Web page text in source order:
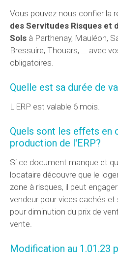
Vous pouvez nous confier la
des Servitudes Risques et
Sols à Parthenay, Mauléon,
Bressuire, Thouars, ... avec
obligatoires.
Quelle est sa durée de
L'ERP est valable 6 mois.
Quels sont les effets en
production de l'ERP?
Si ce document manque et
locataire découvre que le
zone à risques, il peut
vendeur pour vices cachés et
pour diminution du prix de
vente.
Modification au 1.01.23